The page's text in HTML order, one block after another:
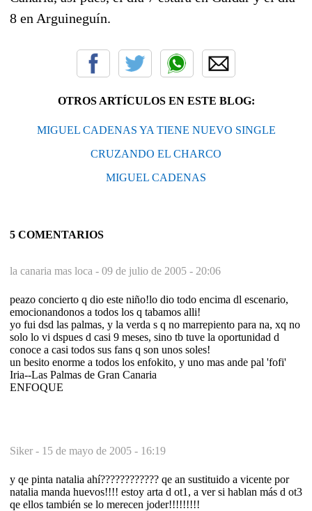
8 en Arguineguín.
OTROS ARTÍCULOS EN ESTE BLOG:
MIGUEL CADENAS YA TIENE NUEVO SINGLE
CRUZANDO EL CHARCO
MIGUEL CADENAS
5 COMENTARIOS
la canaria mas loca - 09 de julio de 2005 - 20:06
peazo concierto q dio este niño!lo dio todo encima dl escenario,
emocionandonos a todos los q tabamos alli!
yo fui dsd las palmas, y la verda s q no marrepiento para na, xq no
solo lo vi dspues d casi 9 meses, sino tb tuve la oportunidad d
conoce a casi todos sus fans q son unos soles!
un besito enorme a todos los enfokito, y uno mas ande pal 'fofi'
Iria--Las Palmas de Gran Canaria
ENFOQUE
Siker - 15 de mayo de 2005 - 16:19
y qe pinta natalia ahí???????????? qe an sustituido a vicente por
natalia manda huevos!!!! estoy arta d ot1, a ver si hablan más d ot3
qe ellos también se lo merecen joder!!!!!!!!!